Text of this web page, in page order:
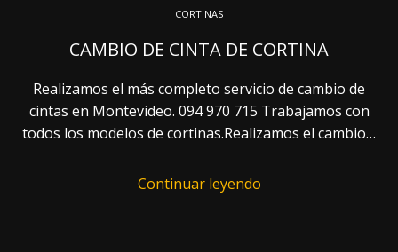
CORTINAS
CAMBIO DE CINTA DE CORTINA
Realizamos el más completo servicio de cambio de
cintas en Montevideo. 094 970 715 Trabajamos con
todos los modelos de cortinas.Realizamos el cambio…
Continuar leyendo